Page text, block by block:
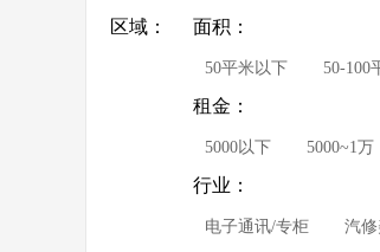
区域： 面积：
50平米以下 50-100
租金：
5000以下 5000~1万
行业：
电子通讯/专柜 汽